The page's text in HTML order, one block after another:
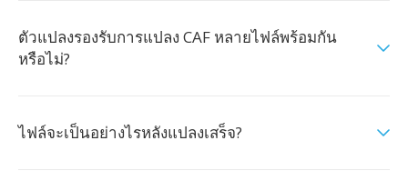
ตัวแปลงรองรับการแปลง CAF หลายไฟล์พร้อมกัน
หรือไม่?
ไฟล์จะเป็นอย่างไรหลังแปลงเสร็จ?